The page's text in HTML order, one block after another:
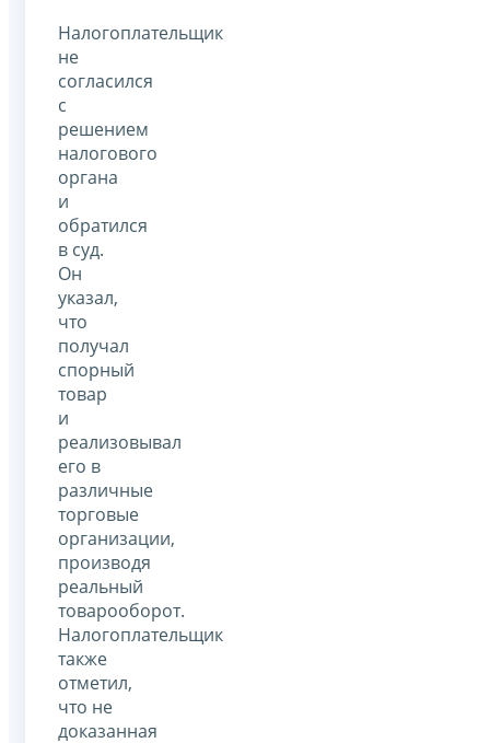
Налогоплательщик
не
согласился
с
решением
налогового
органа
и
обратился
в суд.
Он
указал,
что
получал
спорный
товар
и
реализовывал
его в
различные
торговые
организации,
производя
реальный
товарооборот.
Налогоплательщик
также
отметил,
что не
доказанная